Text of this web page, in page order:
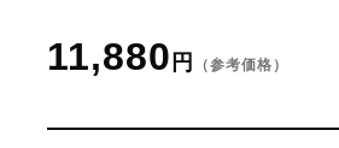
11,880 円 （参考価格）